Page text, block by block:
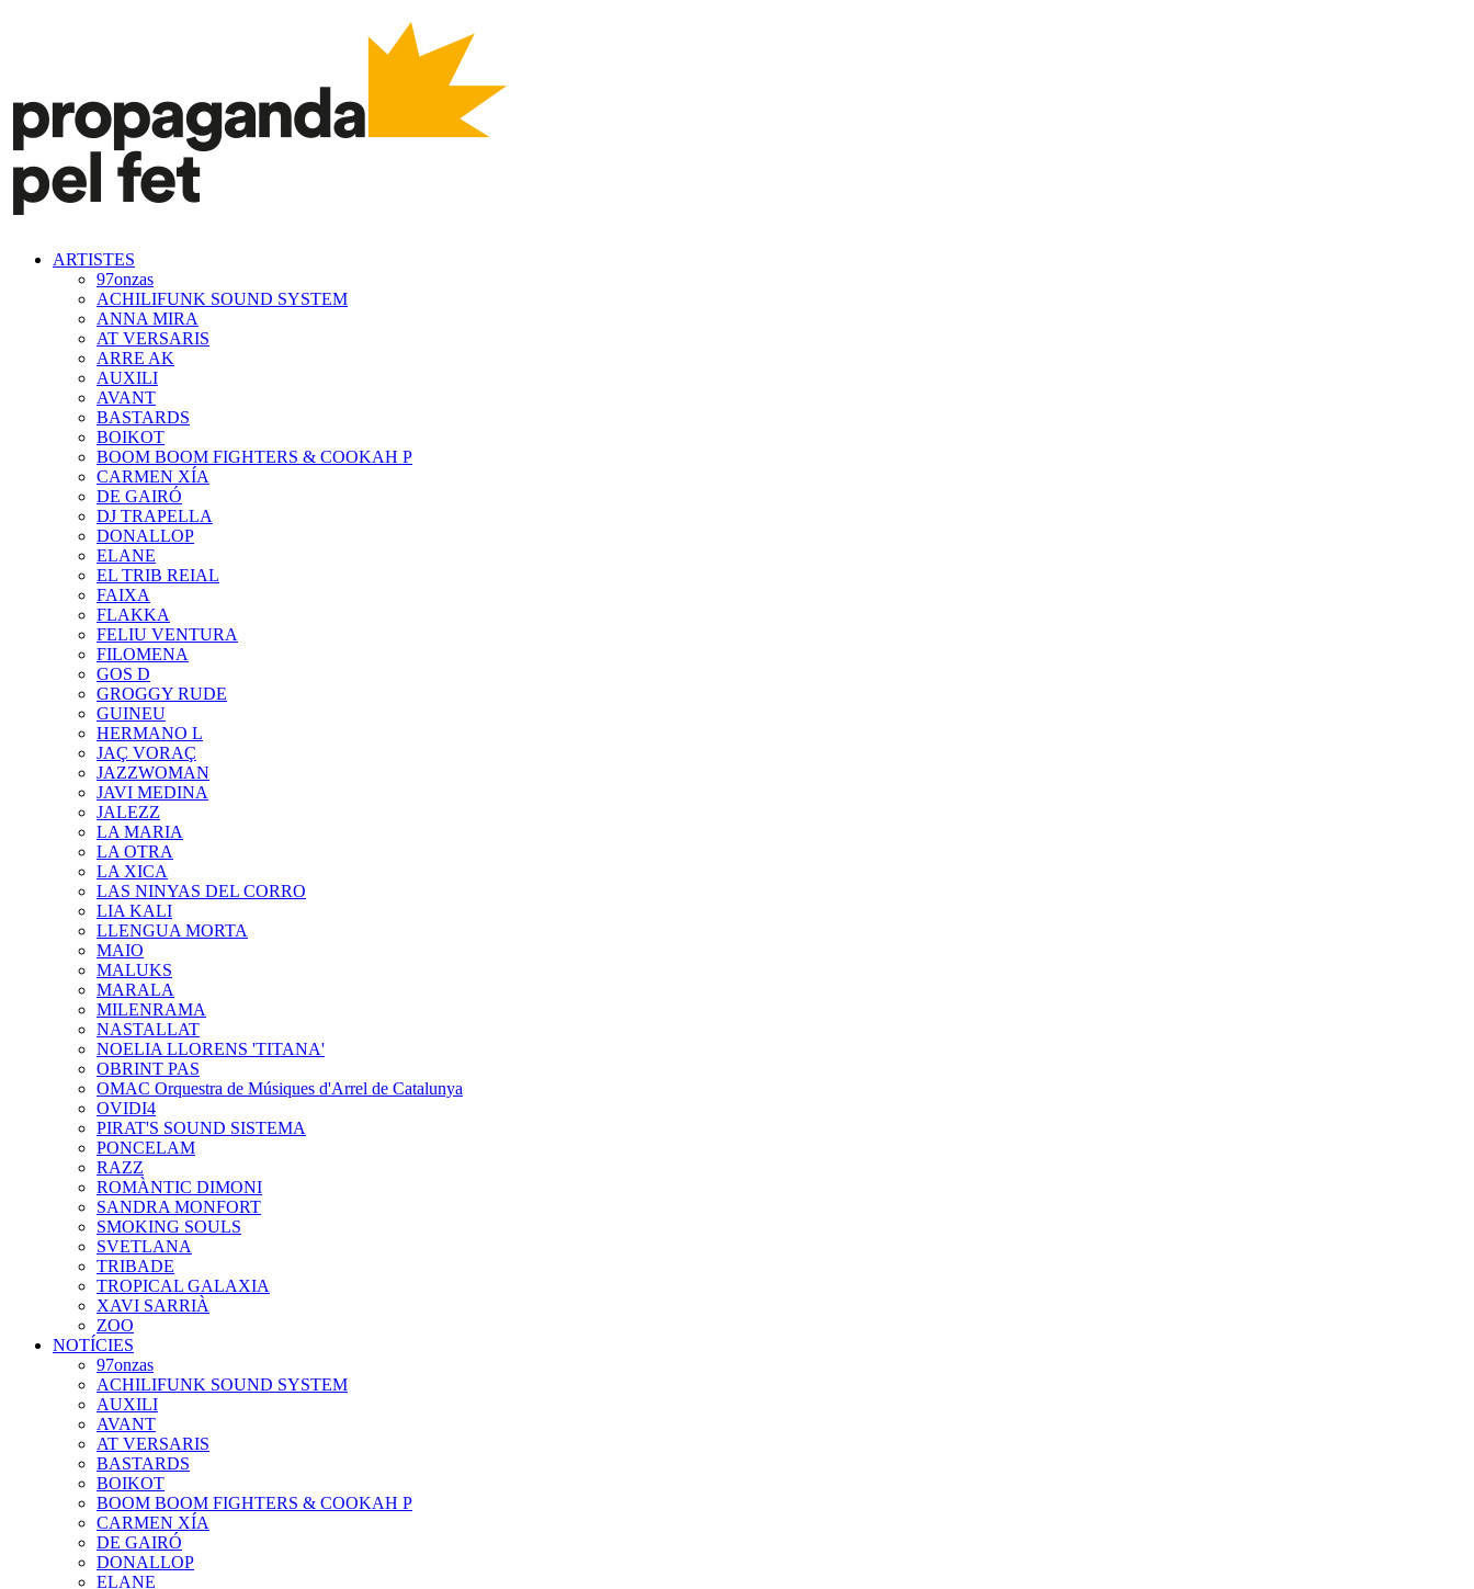
ARTISTES
97onzas
ACHILIFUNK SOUND SYSTEM
ANNA MIRA
AT VERSARIS
ARRE AK
AUXILI
AVANT
BASTARDS
BOIKOT
BOOM BOOM FIGHTERS & COOKAH P
CARMEN XÍA
DE GAIRÓ
DJ TRAPELLA
DONALLOP
ELANE
EL TRIB REIAL
FAIXA
FLAKKA
FELIU VENTURA
FILOMENA
GOS D
GROGGY RUDE
GUINEU
HERMANO L
JAÇ VORAÇ
JAZZWOMAN
JAVI MEDINA
JALEZZ
LA MARIA
LA OTRA
LA XICA
LAS NINYAS DEL CORRO
LIA KALI
LLENGUA MORTA
MAIO
MALUKS
MARALA
MILENRAMA
NASTALLAT
NOELIA LLORENS 'TITANA'
OBRINT PAS
OMAC Orquestra de Músiques d'Arrel de Catalunya
OVIDI4
PIRAT'S SOUND SISTEMA
PONCELAM
RAZZ
ROMÀNTIC DIMONI
SANDRA MONFORT
SMOKING SOULS
SVETLANA
TRIBADE
TROPICAL GALAXIA
XAVI SARRIÀ
ZOO
NOTÍCIES
97onzas
ACHILIFUNK SOUND SYSTEM
AUXILI
AVANT
AT VERSARIS
BASTARDS
BOIKOT
BOOM BOOM FIGHTERS & COOKAH P
CARMEN XÍA
DE GAIRÓ
DONALLOP
ELANE